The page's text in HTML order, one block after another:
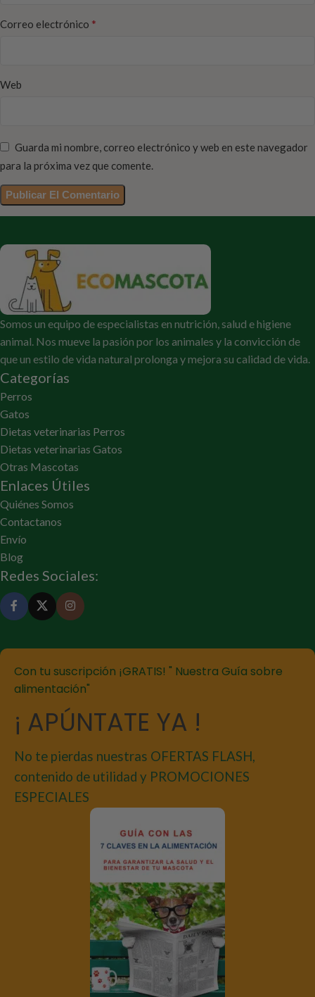
Correo electrónico *
Web
Guarda mi nombre, correo electrónico y web en este navegador
para la próxima vez que comente.
Somos un equipo de especialistas en nutrición, salud e higiene
animal. Nos mueve la pasión por los animales y la convicción de
que un estilo de vida natural prolonga y mejora su calidad de vida.
Categorías
Perros
Gatos
Dietas veterinarias Perros
Dietas veterinarias Gatos
Otras Mascotas
Enlaces Útiles
Quiénes Somos
Contactanos
Envío
Blog
Redes Sociales:
Con tu suscripción ¡GRATIS! " Nuestra Guía sobre
alimentación"
¡ APÚNTATE YA !
No te pierdas nuestras OFERTAS FLASH,
contenido de utilidad y PROMOCIONES
ESPECIALES